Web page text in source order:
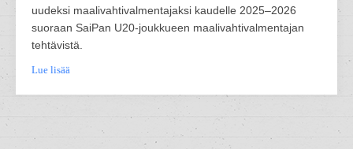
uudeksi maalivahtivalmentajaksi kaudelle 2025–2026
suoraan SaiPan U20-joukkueen maalivahtivalmentajan
tehtävistä.
Lue lisää